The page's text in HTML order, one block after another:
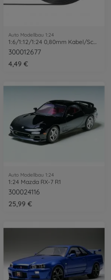
Auto Modellbau 1:24
1:6/1:12/1:24 0,80mm Kabel/Schlauch 2m
300012677
4,49 €
Auto Modellbau 1:24
1:24 Mazda RX-7 R1
300024116
25,99 €